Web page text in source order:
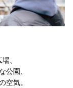
、
公園、
空気。